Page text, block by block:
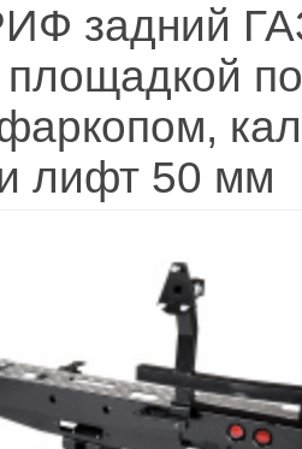
задний
лифт 50 мм